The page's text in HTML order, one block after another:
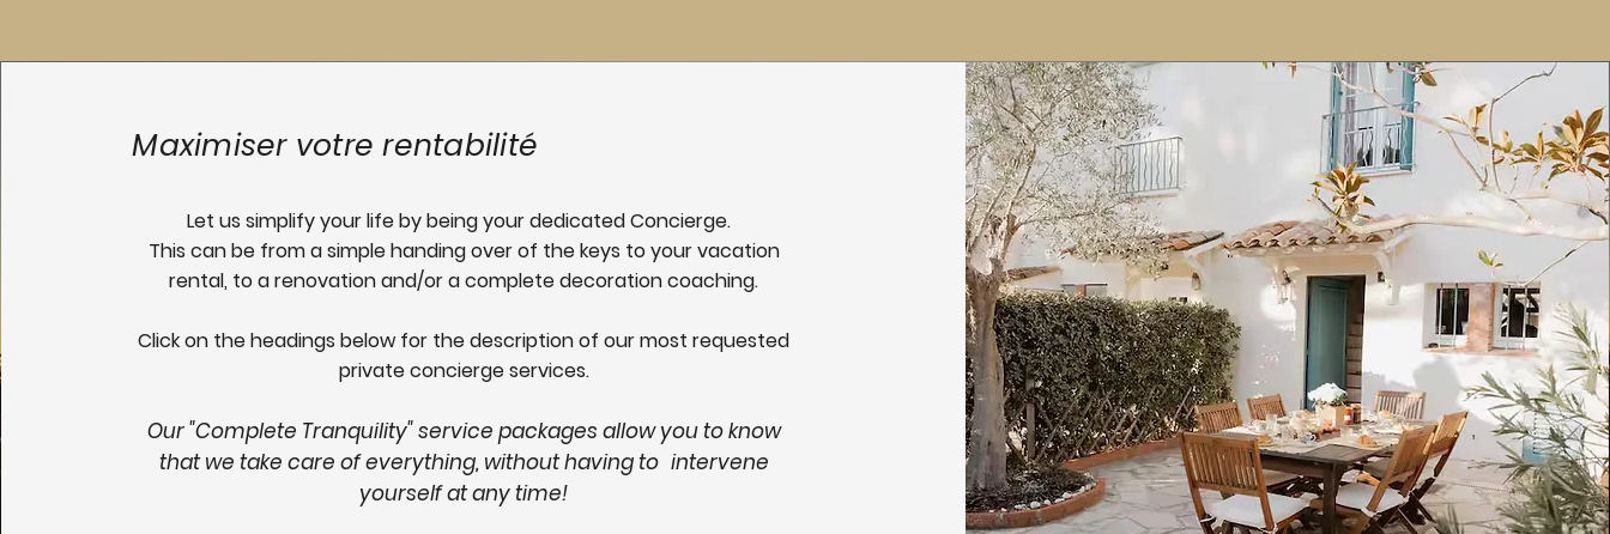
Maximiser votre rentabilité
Let us simplify your life by being your dedicated Concierge.
This can be from a simple handing over of the keys to your vacation
rental, to a renovation and/or a complete decoration coaching.
Click on the headings below for the description of our most requested
private concierge services.
Our "Complete Tranquility" service packages allow you to know
that we take care of everything, without having to intervene
yourself at any time!